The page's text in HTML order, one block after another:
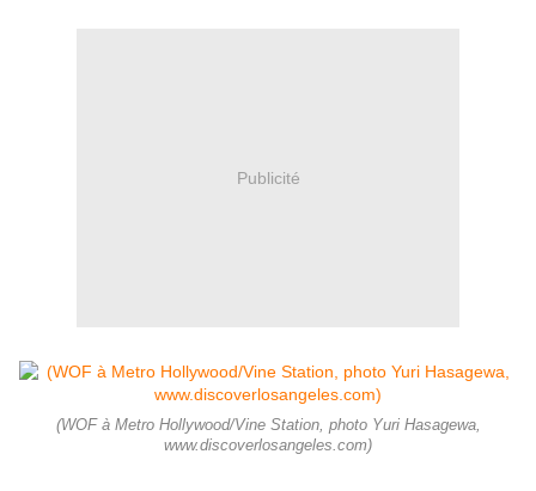
Publicité
(WOF à Metro Hollywood/Vine Station, photo Yuri Hasagewa,
www.discoverlosangeles.com)